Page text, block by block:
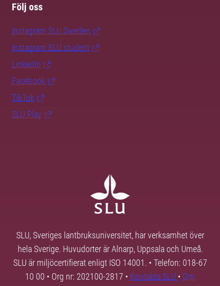
Följ oss
Instagram SLU.Sweden
Instagram SLU.student
LinkedIn
Facebook
TikTok
SLU Play
SLU, Sveriges lantbruksuniversitet, har verksamhet över
hela Sverige. Huvudorter är Alnarp, Uppsala och Umeå.
SLU är miljöcertifierat enligt ISO 14001. • Telefon: 018-67
10 00 • Org nr: 202100-2817 • Kontakta SLU • Om